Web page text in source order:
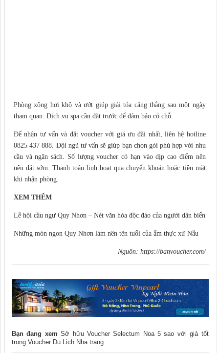
Phòng xông hơi khô và ướt giúp giải tỏa căng thẳng sau một ngày
tham quan. Dịch vụ spa cần đặt trước để đảm bảo có chỗ.
Để nhận tư vấn và đặt voucher với giá ưu đãi nhất, liên hệ hotline
0825 437 888. Đội ngũ tư vấn sẽ giúp bạn chọn gói phù hợp với nhu
cầu và ngân sách. Số lượng voucher có hạn vào dịp cao điểm nên
nên đặt sớm. Thanh toán linh hoạt qua chuyển khoản hoặc tiền mặt
khi nhận phòng.
XEM THÊM
Lễ hội cầu ngư Quy Nhơn – Nét văn hóa độc đáo của người dân biển
Những món ngon Quy Nhơn làm nên tên tuổi của ẩm thực xứ Nẫu
Nguồn: https://banvoucher.com/
Bạn đang xem Sở hữu Voucher Selectum Noa 5 sao với giá tốt
trong Voucher Du Lịch Nha trang